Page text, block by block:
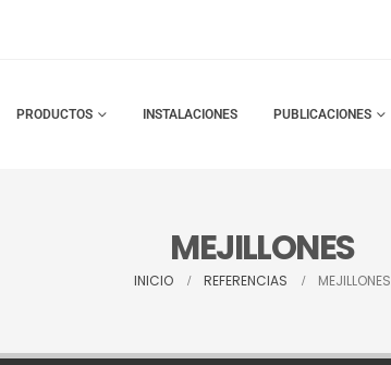
PRODUCTOS INSTALACIONES PUBLICACIONES
MEJILLONES
INICIO REFERENCIAS MEJILLONES